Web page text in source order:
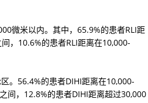
微米以内。其中，65.9%的患者RLI距
，10.6%的患者RLI距离在10,000-
。56.4%的患者DIHI距离在10,000-
间，12.8%的患者DIHI距离超过30,000